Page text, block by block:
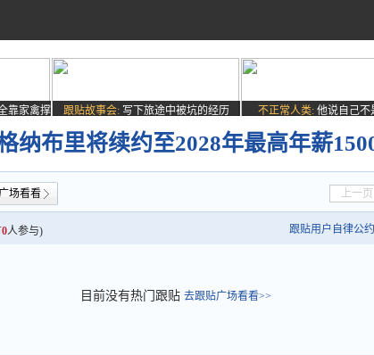
靠家禽撑
跟贴故事会: 写下旅途中被坑的经历 不正常人类: 他说自己不
纳布里将续约至2028年最高年薪
场看看 上一页
0人参与) 跟贴用户自律公约
目前没有热门跟贴 去跟贴广场看看>>